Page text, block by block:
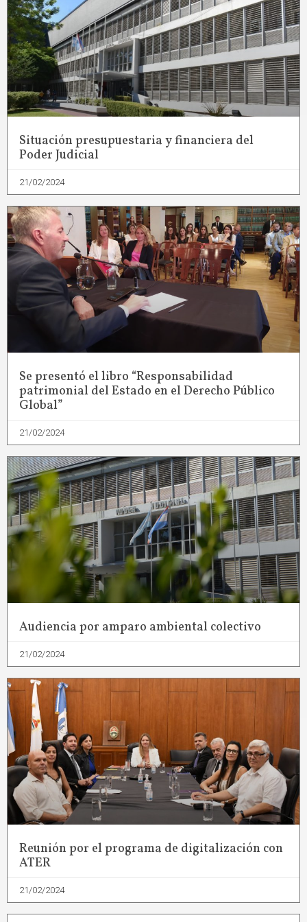
Situación presupuestaria y financiera del
Poder Judicial
21/02/2024
Se presentó el libro “Responsabilidad
patrimonial del Estado en el Derecho Público
Global”
21/02/2024
Audiencia por amparo ambiental colectivo
21/02/2024
Reunión por el programa de digitalización con
ATER
21/02/2024